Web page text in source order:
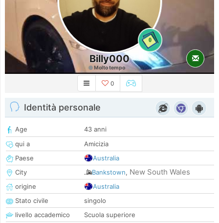
0
Billy000
Molto tempo
0
Identità personale
Age
43 anni
qui a
Amicizia
Paese
Australia
City
Bankstown, New South Wales
origine
Australia
Stato civile
singolo
livello accademico
Scuola superiore